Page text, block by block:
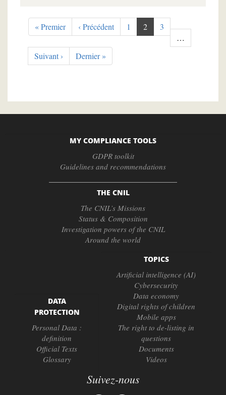
Pagination
First
page
« Premier
Previous
page
‹ Précédent Page
1
Current
page
2 Page
3
…
Next
page
Suivant ›
Last
page
Dernier »
MY COMPLIANCE TOOLS
GDPR toolkit
Guidelines and recommendations
THE CNIL
The CNIL’s Missions
Status & Composition
Investigation powers of the CNIL
Around the world
DATA
PROTECTION
Personal Data :
definition
Official Texts
Glossary
TOPICS
Artificial intelligence (AI)
Cybersecurity
Data economy
Digital rights of children
Mobile apps
The right to de-listing in
questions
Documents
Videos
Suivez-nous